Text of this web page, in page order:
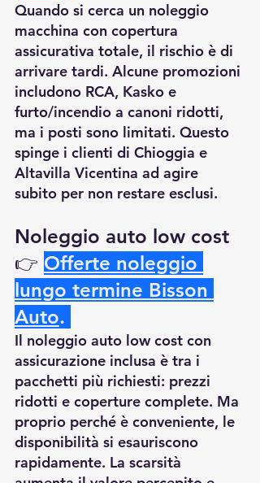
Quando si cerca un noleggio
macchina con copertura
assicurativa totale, il rischio è di
arrivare tardi. Alcune promozioni
includono RCA, Kasko e
furto/incendio a canoni ridotti,
ma i posti sono limitati. Questo
spinge i clienti di Chioggia e
Altavilla Vicentina ad agire
subito per non restare esclusi.
Noleggio auto low cost
👉 Offerte noleggio
lungo termine Bisson
Auto.
Il noleggio auto low cost con
assicurazione inclusa è tra i
pacchetti più richiesti: prezzi
ridotti e coperture complete. Ma
proprio perché è conveniente, le
disponibilità si esauriscono
rapidamente. La scarsità